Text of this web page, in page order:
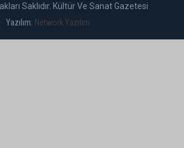
Saklıdır. Kültür Ve Sanat Gazetesi
Yazılım: Network Yazılım